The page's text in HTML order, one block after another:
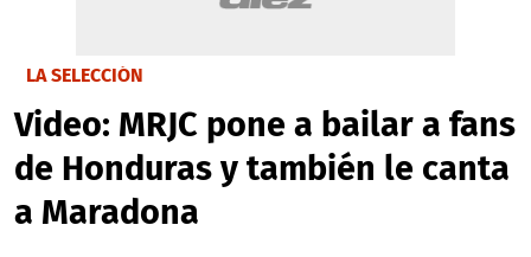
LA SELECCIÓN
Video: MRJC pone a bailar a fans
de Honduras y también le canta
a Maradona